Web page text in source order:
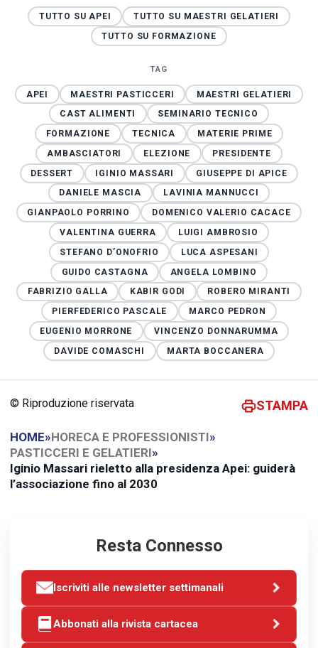
TUTTO SU APEI
TUTTO SU MAESTRI GELATIERI
TUTTO SU FORMAZIONE
TAG
APEI MAESTRI PASTICCERI
MAESTRI GELATIERI
CAST ALIMENTI
SEMINARIO TECNICO
FORMAZIONE
TECNICA
MATERIE PRIME
AMBASCIATORI
ELEZIONE
PRESIDENTE
DESSERT
IGINIO MASSARI
GIUSEPPE DI APICE
DANIELE MASCIA
LAVINIA MANNUCCI
GIANPAOLO PORRINO
DOMENICO VALERIO CACACE
VALENTINA GUERRA
LUIGI AMBROSIO
STEFANO D’ONOFRIO
LUCA ASPESANI
GUIDO CASTAGNA
ANGELA LOMBINO
FABRIZIO GALLA
KABIR GODI
ROBERO MIRANTI
PIERFEDERICO PASCALE
MARCO PEDRON
EUGENIO MORRONE
VINCENZO DONNARUMMA
DAVIDE COMASCHI
MARTA BOCCANERA
© Riproduzione riservata STAMPA
HOME»HORECA E PROFESSIONISTI»
PASTICCERI E GELATIERI»
Iginio Massari rieletto alla presidenza Apei: guiderà
l’associazione fino al 2030
Resta Connesso
Iscriviti alle newsletter settimanali
Abbonati alla rivista cartacea